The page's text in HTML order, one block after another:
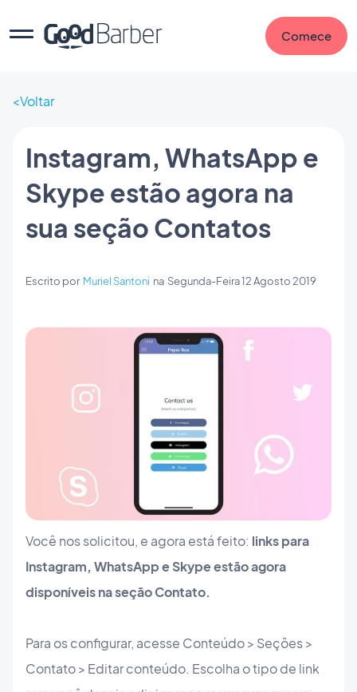
Comece
Voltar
Instagram, WhatsApp e
Skype estão agora na
sua seção Contatos
Escrito por Muriel Santoni na Segunda-Feira 12 Agosto 2019
Você nos solicitou, e agora está feito: links para
Instagram, WhatsApp e Skype estão agora
disponíveis na seção Contato.
Para os configurar, acesse Conteúdo > Seções >
Contato > Editar conteúdo. Escolha o tipo de link